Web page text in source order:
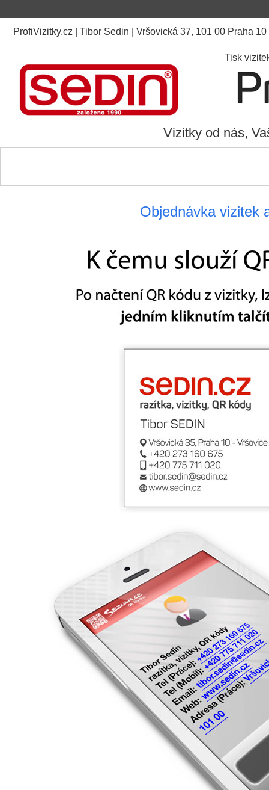
Objednávka vizitek
Tisk
Vizitky od nás,
ProfiVizitky.cz | Tibor Sedin | Vršovická 37, 101 00 Praha